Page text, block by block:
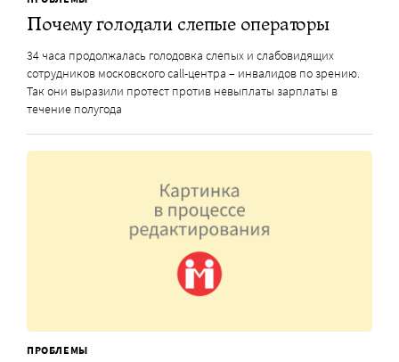
Почему голодали слепые операторы
34 часа продолжалась голодовка слепых и слабовидящих
сотрудников московского call-центра – инвалидов по зрению.
Так они выразили протест против невыплаты зарплаты в
течение полугода
ПРОБЛЕМЫ